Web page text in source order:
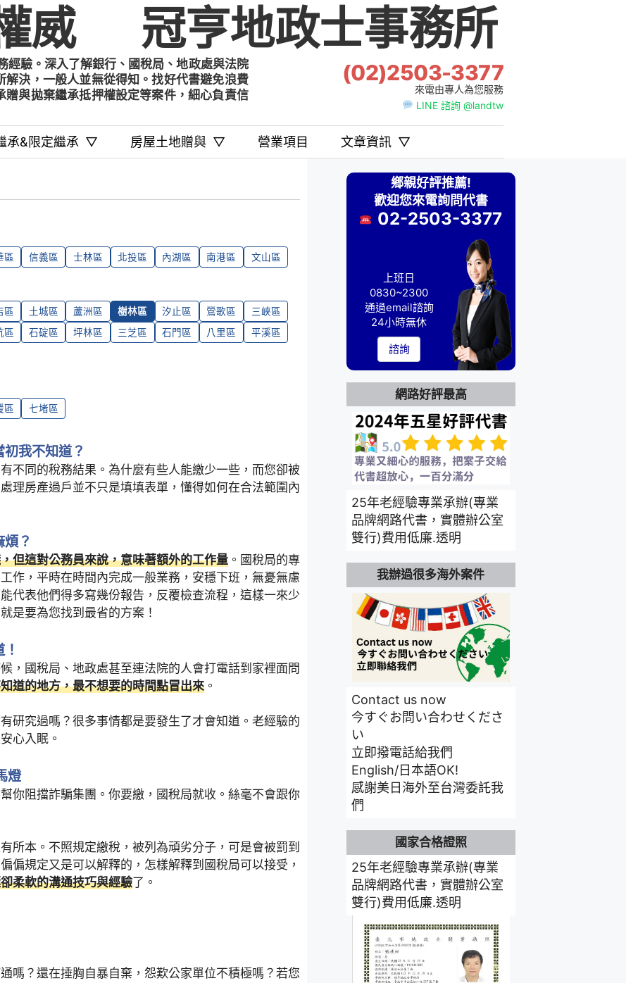
威 冠亨地政士事務所
驗。深入了解銀行、國稅局、地政處與法院
決，一般人並無從得知。找好代書避免浪費
與拋棄繼承抵押權設定等案件，細心負責信
(02)2503-3377
來電由專人為您服務
LINE 諮詢 @landtw
承&限定繼承 ▽ 房屋土地贈與 ▽ 營業項目 文章資訊 ▽
區 信義區 士林區 北投區 內湖區 南港區 文山區
區 土城區 蘆洲區 樹林區 汐止區 鶯歌區
三峽區
區 石碇區 坪林區 三芝區 石門區 八里區
平溪區
區 七堵區
我不知道？
不同的稅務結果。為什麼有些人能繳少一些，而您卻被
處理房產過戶並不只是填填表單，懂得如何在合法範圍內
？
但這對公務員來說，意味著額外的工作量 。國稅局的專
作，平時在時間內完成一般業務，安穩下班，無憂無慮
代表他們得多寫幾份報告，反覆檢查流程，這樣一來少
是要為您找到最省的方案！
，國稅局、地政處甚至連法院的人會打電話到家裡面問
道的地方，最不想要的時間點冒出來 。
研究過嗎？很多事情都是要發生了才會知道。老經驗的
心入眠。
燈
你阻擋詐騙集團。你要繳，國稅局就收。絲毫不會跟你
所本。不照規定繳稅，被列為頑劣分子，可是會被罰到
偏規定又是可以解釋的，怎樣解釋到國稅局可以接受，
柔軟的溝通技巧與經驗了。
嗎？還在捶胸自暴自棄，怨歎公家單位不積極嗎？若您
鄉親好評推薦!
歡迎您來電詢問代書
02-2503-3377
上班日
0830~2300
通過email諮詢
24小時無休
諮詢
網路好評最高
25年老經驗專業承辦(專業
品牌網路代書，實體辦公室
雙行)費用低廉.透明
我辦過很多海外案件
Contact us now
今すぐお問い合わせくださ
い
立即撥電話給我們
English/日本語OK!
感謝美日海外至台灣委託我
們
國家合格證照
25年老經驗專業承辦(專業
品牌網路代書，實體辦公室
雙行)費用低廉.透明